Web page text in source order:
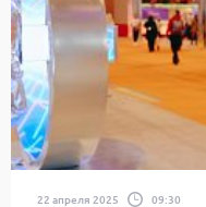
22 апреля 2025 09:30